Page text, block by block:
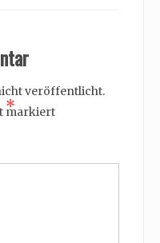
veröffentlicht.
*
markiert